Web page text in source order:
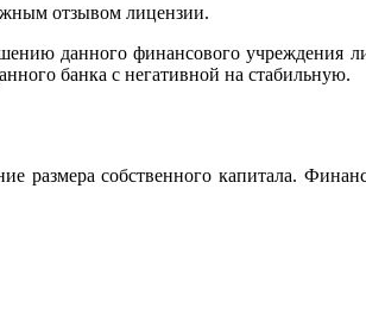
отзывом лицензии.
данного финансового учреждения
банка с негативной на стабильную.
собственного капитала.